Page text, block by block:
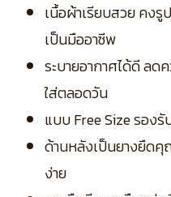
เนื้อผ้าเรียบสวย คงรู
เป็นมืออาชีพ
ระบายอากาศได้ดี ลด
ใส่ตลอดวัน
แบบ Free Size รอง
ด้านหลังเป็นยางยืด
ง่าย